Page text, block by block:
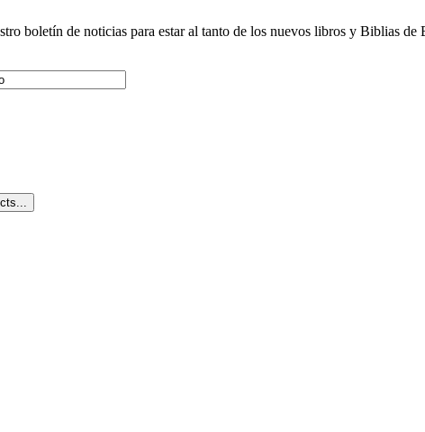
boletín de noticias para estar al tanto de los nuevos libros y Biblias